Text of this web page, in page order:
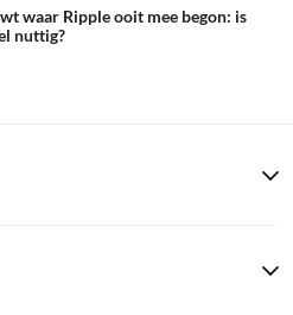
waar Ripple ooit mee begon: is
nuttig?